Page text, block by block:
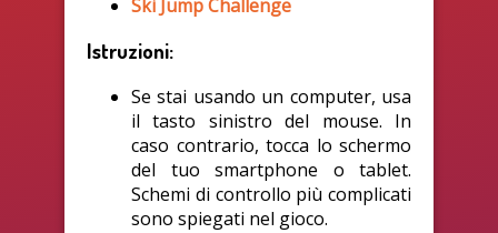
Ski Jump Challenge
Istruzioni:
Se stai usando un computer, usa
il tasto sinistro del mouse. In
caso contrario, tocca lo schermo
del tuo smartphone o tablet.
Schemi di controllo più complicati
sono spiegati nel gioco.